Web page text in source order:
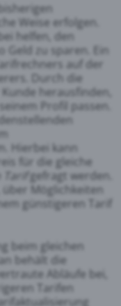
Weise erfolgen.
helfen, den
Geld zu sparen. Ein
auf der
Durch die
herausfinden,
Profil passen.
Hierbei kann
für die gleiche
Tarif gefragt werden.
Möglichkeiten
günstigeren Tarif
beim gleichen
behält die
Abläufe bei,
Tarifen